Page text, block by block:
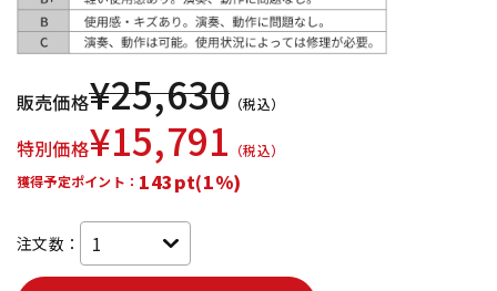
販売価格¥25,630 （税込）
特別価格¥15,791 （税込）
獲得予定ポイント： 143pt(1%)
注文数：